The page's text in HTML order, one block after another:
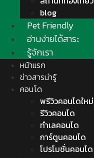
blog
Pet Friendly
อ่านง่ายได้สาระ
รู้จักเรา
หน้าแรก
ข่าวสารน่ารู้
คอนโด
พรีวิวคอนโดใหม่
รีวิวคอนโด
ทำเลคอนโด
การ์ตูนคอนโด
โปรโมชั่นคอนโด